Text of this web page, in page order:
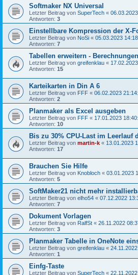
Softmaker NX Universal
Letzter Beitrag von SuperTech «
Antworten: 3
Einstellbare Kompression der X-
Letzter Beitrag von NoSi « 05.03.2023
Antworten: 7
Tabellen erweitern -
Letzter Beitrag von greifenklau «
Antworten: 15
Karteikarten in Din A 6
Letzter Beitrag von FFF « 06.02.2023
Antworten: 2
Planmaker als Excel ausgeben
Letzter Beitrag von FFF « 17.01.2023
Antworten: 10
Bis zu 30% CPU-Last im Leerlauf
Letzter Beitrag von martin-k « 13.01.2023
Antworten: 17
Brauchen Sie Hilfe
Letzter Beitrag von Knobloch « 03.01.2023
Antworten: 5
SoftMaker21 nicht mehr
Letzter Beitrag von elho54 « 07.12.2022
Antworten: 7
Dokument Vorlagen
Letzter Beitrag von RalfSt « 26.11.2022
Antworten: 3
Planmaker Tabelle in OneNote
Letzter Beitrag von greifenklau «
Antworten: 1
Einfg-Taste
Letzter Beitrag von SuperTech «